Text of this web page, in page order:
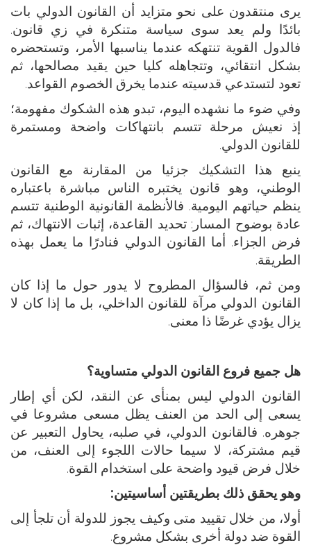
يرى منتقدون على نحو متزايد أن القانون الدولي بات
بائدًا ولم يعد سوى سياسة متنكرة في زي قانون.
فالدول القوية تنتهكه عندما يناسبها الأمر، وتستحضره
بشكل انتقائي، وتتجاهله كليا حين يقيد مصالحها، ثم
تعود لتستدعي قدسيته عندما يخرق الخصوم القواعد.
وفي ضوء ما نشهده اليوم، تبدو هذه الشكوك مفهومة؛
إذ نعيش مرحلة تتسم بانتهاكات واضحة ومستمرة
للقانون الدولي.
ينبع هذا التشكيك جزئيا من المقارنة مع القانون
الوطني، وهو قانون يختبره الناس مباشرة باعتباره
ينظم حياتهم اليومية. فالأنظمة القانونية الوطنية تتسم
عادة بوضوح المسار: تحديد القاعدة، إثبات الانتهاك، ثم
فرض الجزاء. أما القانون الدولي فنادرًا ما يعمل بهذه
الطريقة.
ومن ثم، فالسؤال المطروح لا يدور حول ما إذا كان
القانون الدولي مرآة للقانون الداخلي، بل ما إذا كان لا
يزال يؤدي غرضًا ذا معنى.
هل جميع فروع القانون الدولي متساوية؟
القانون الدولي ليس بمنأى عن النقد، لكن أي إطار
يسعى إلى الحد من العنف يظل مسعى مشروعا في
جوهره. فالقانون الدولي، في صلبه، يحاول التعبير عن
قيم مشتركة، لا سيما حالات اللجوء إلى العنف، من
خلال فرض قيود واضحة على استخدام القوة.
وهو يحقق ذلك بطريقتين أساسيتين:
أولا، من خلال تقييد متى وكيف يجوز للدولة أن تلجأ إلى
القوة ضد دولة أخرى بشكل مشروع.